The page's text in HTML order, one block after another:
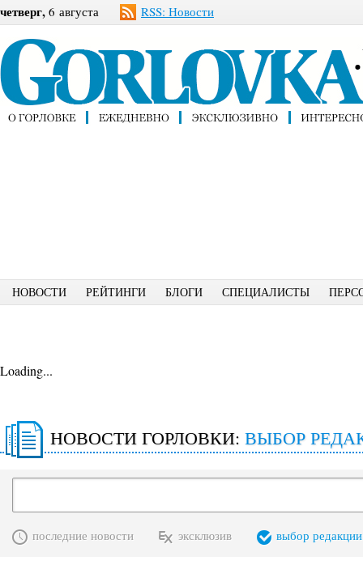
четверг, 6 августа RSS: Новости
НОВОСТИ РЕЙТИНГИ БЛОГИ СПЕЦИАЛИСТЫ
Loading...
НОВОСТИ ГОРЛОВКИ: ВЫБОР
последние новости эксклюзив выбор редакции